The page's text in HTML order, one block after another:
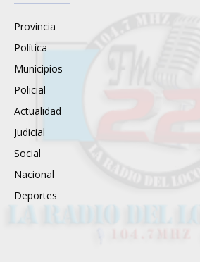
Provincia
Política
Municipios
Policial
Actualidad
Judicial
Social
Nacional
Deportes